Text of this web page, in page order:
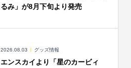
るみ」が8月下旬より発売
2026.08.03 グッズ情報
エンスカイより「星のカービィ